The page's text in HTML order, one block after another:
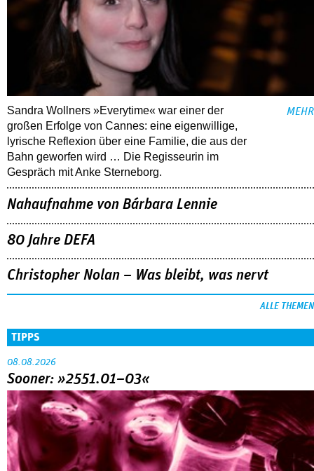
Sandra Wollners »Everytime« war einer der
großen Erfolge von Cannes: eine eigenwillige,
lyrische Reflexion über eine ­Familie, die aus der
Bahn geworfen wird … Die Regisseurin im
Gespräch mit Anke Sterneborg.
MEHR
Nahaufnahme von Bárbara Lennie
80 Jahre DEFA
Christopher Nolan – Was bleibt, was nervt
ALLE THEMEN
TIPPS
08.08.2026
Sooner: »2551.01–03«